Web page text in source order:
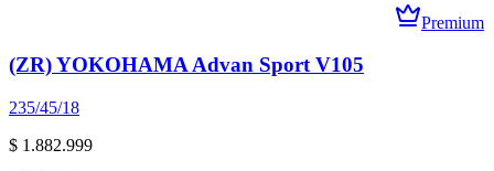
Premium
(ZR) YOKOHAMA Advan Sport V105
235/45/18
$ 1.882.999